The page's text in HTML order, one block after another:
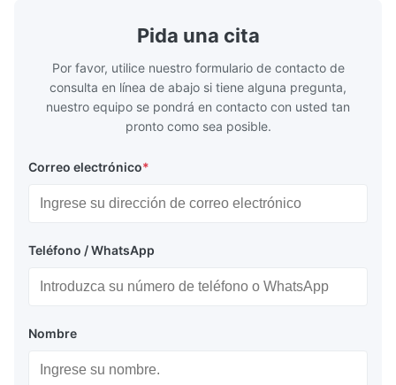
Pida una cita
Por favor, utilice nuestro formulario de contacto de
consulta en línea de abajo si tiene alguna pregunta,
nuestro equipo se pondrá en contacto con usted tan
pronto como sea posible.
Correo electrónico*
Teléfono / WhatsApp
Nombre